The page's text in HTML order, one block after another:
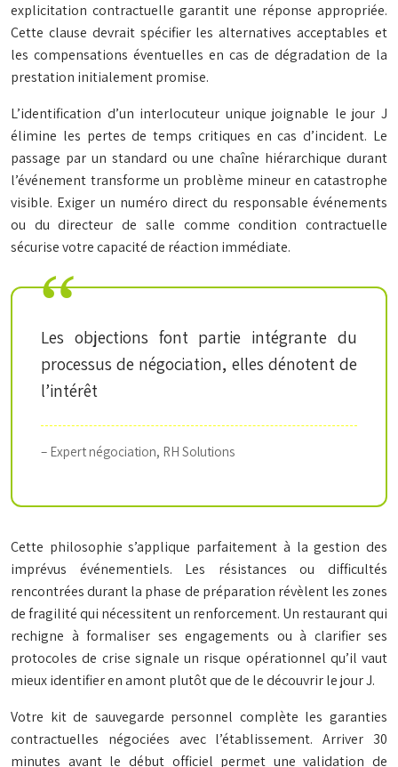
explicitation contractuelle garantit une réponse appropriée.
Cette clause devrait spécifier les alternatives acceptables et
les compensations éventuelles en cas de dégradation de la
prestation initialement promise.
L’identification d’un interlocuteur unique joignable le jour J
élimine les pertes de temps critiques en cas d’incident. Le
passage par un standard ou une chaîne hiérarchique durant
l’événement transforme un problème mineur en catastrophe
visible. Exiger un numéro direct du responsable événements
ou du directeur de salle comme condition contractuelle
sécurise votre capacité de réaction immédiate.
Les objections font partie intégrante du
processus de négociation, elles dénotent de
l’intérêt
– Expert négociation, RH Solutions
Cette philosophie s’applique parfaitement à la gestion des
imprévus événementiels. Les résistances ou difficultés
rencontrées durant la phase de préparation révèlent les zones
de fragilité qui nécessitent un renforcement. Un restaurant qui
rechigne à formaliser ses engagements ou à clarifier ses
protocoles de crise signale un risque opérationnel qu’il vaut
mieux identifier en amont plutôt que de le découvrir le jour J.
Votre kit de sauvegarde personnel complète les garanties
contractuelles négociées avec l’établissement. Arriver 30
minutes avant le début officiel permet une validation de